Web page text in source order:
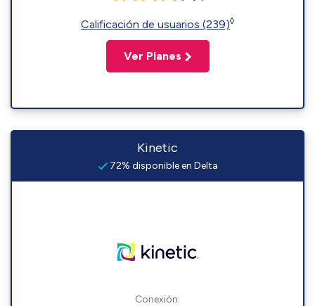
Calificación de usuarios (239)◊
Ver Planes
Kinetic
72% disponible en Delta
Conexión: